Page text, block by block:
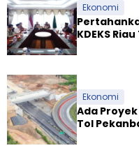
Ekonomi
KDEKS
Ekonomi
Ada
Tol